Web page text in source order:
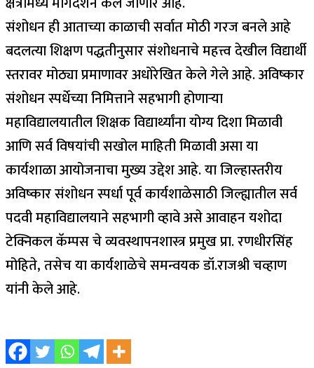
संशोधन ही आताच्या काळाची सर्वात मोठी गरज बनले आहे
बदलत्या शिक्षण पद्धतीनुसार संशोधनाचे महत्त्व देखील विद्यार्थी
स्तरावर मोठ्या प्रमाणावर अधोरेखित केले गेले आहे. अविष्कार
संशोधन स्पर्धेच्या निमित्ताने सहभागी होणाऱ्या
महाविद्यालयातील शिक्षक विद्यार्थ्यांना योग्य दिशा मिळावी
आणि सर्व विषयांची सखोल माहिती मिळावी असा या
कार्यशाळा आयोजनाचा मुख्य उद्देश आहे. या जिल्हास्तरीय
अविष्कार संशोधन स्पर्धा पूर्व कार्यशाळेसाठी जिल्ह्यातील सर्व
पदवी महाविद्यालयाने सहभागी व्हावे असे आवाहन यशोदा
टेक्निकल कॅम्पस चे व्यवस्थापनशास्त्र प्रमुख प्रा. रणधीरसिंह
मोहिते, तसेच या कार्यशाळेचे समन्वयक डॉ.राजश्री चव्हाण
यांनी केले आहे.